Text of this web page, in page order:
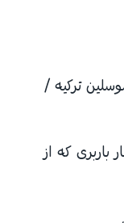
ترکیه /
که از